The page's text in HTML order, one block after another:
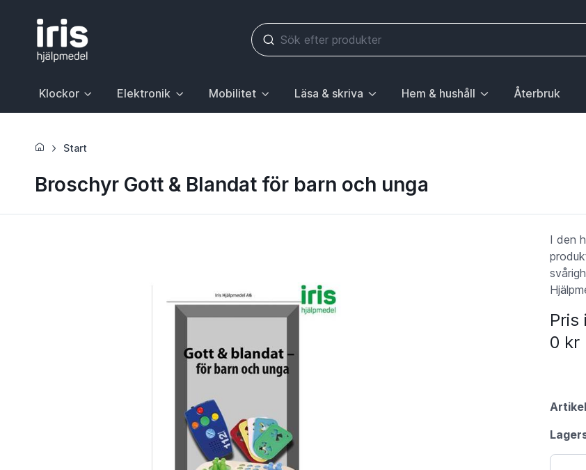
Klockor
Huvudrubrik med undermeny. För att gå till sidan Klockor, välj första posten: Gå till sida.
Elektronik
Huvudrubrik med undermeny. För att gå till sidan Elektronik, välj första posten: Gå till sida.
Mobilitet
Huvudrubrik med undermeny. För att gå till sidan Mobilitet, välj första
Läsa & skriva
Huvudrubrik med undermeny. För att gå till sidan Läsa &
Hem & hushåll
Huvudrubrik med undermeny. För att
Återbruk
Start
Broschyr Gott & Blandat för barn och unga
I den
Pris
0 kr